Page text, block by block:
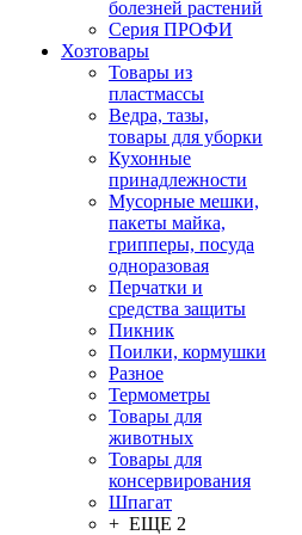
болезней растений
Серия ПРОФИ
Хозтовары
Товары из
пластмассы
Ведра, тазы,
товары для уборки
Кухонные
принадлежности
Мусорные мешки,
пакеты майка,
грипперы, посуда
одноразовая
Перчатки и
средства защиты
Пикник
Поилки, кормушки
Разное
Термометры
Товары для
животных
Товары для
консервирования
Шпагат
+ ЕЩЕ 2